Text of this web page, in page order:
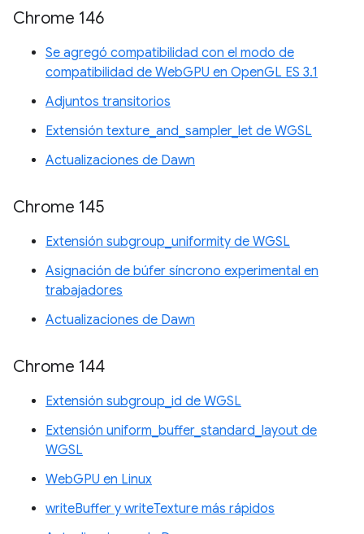
Chrome 146
Se agregó compatibilidad con el modo de
compatibilidad de WebGPU en OpenGL ES 3.1
Adjuntos transitorios
Extensión texture_and_sampler_let de WGSL
Actualizaciones de Dawn
Chrome 145
Extensión subgroup_uniformity de WGSL
Asignación de búfer síncrono experimental en
trabajadores
Actualizaciones de Dawn
Chrome 144
Extensión subgroup_id de WGSL
Extensión uniform_buffer_standard_layout de
WGSL
WebGPU en Linux
writeBuffer y writeTexture más rápidos